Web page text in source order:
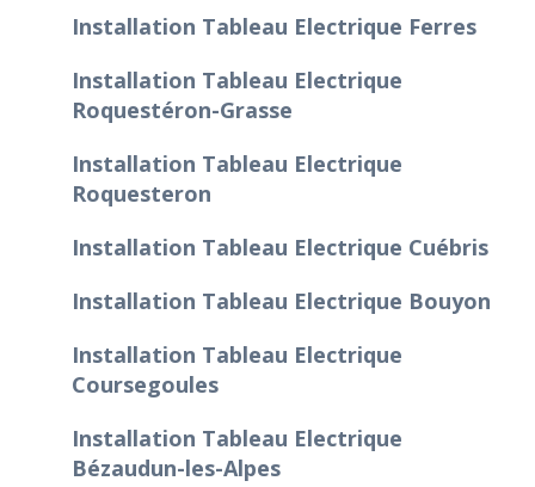
Installation Tableau Electrique Ferres
Installation Tableau Electrique
Roquestéron-Grasse
Installation Tableau Electrique
Roquesteron
Installation Tableau Electrique Cuébris
Installation Tableau Electrique Bouyon
Installation Tableau Electrique
Coursegoules
Installation Tableau Electrique
Bézaudun-les-Alpes